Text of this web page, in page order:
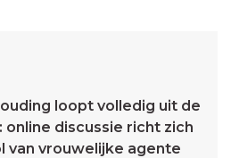
loopt volledig uit de
online discussie richt zich
van vrouwelijke agente